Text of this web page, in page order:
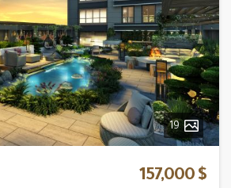
19
$ 157,000